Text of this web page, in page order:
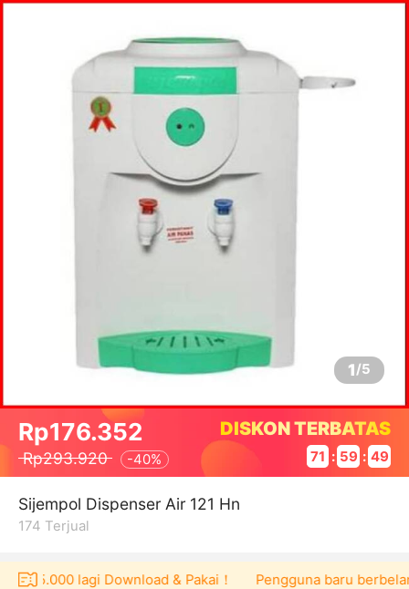
1/5
Rp176.352
Rp293.920 -40%
DISKON TERBATAS
71 : 59 : 49
Sijempol Dispenser Air 121 Hn
174 Terjual
lagi Download & Pakai！ Pengguna baru